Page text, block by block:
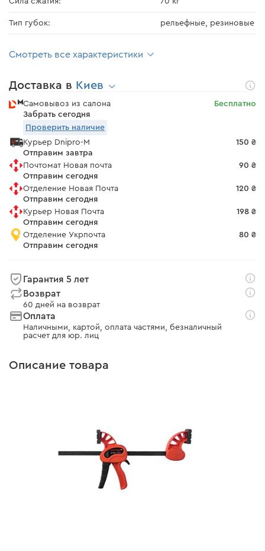
Тип губок: рельефные, резиновые
Смотреть все характеристики
Доставка в Киев
Самовывоз из салона
Забрать сегодня
Бесплатно
Проверить наличие
Курьер Dnipro-M
Отправим завтра
150 ₴
Почтомат Новая почта
Отправим сегодня
90 ₴
Отделение Новая Почта
Отправим сегодня
120 ₴
Курьер Новая Почта
Отправим сегодня
198 ₴
Отделение Укрпочта
Отправим сегодня
80 ₴
Гарантия 5 лет
Возврат
60 дней на возврат
Оплата
Наличными, картой, оплата частями, безналичный
расчет для юр. лиц
Описание товара